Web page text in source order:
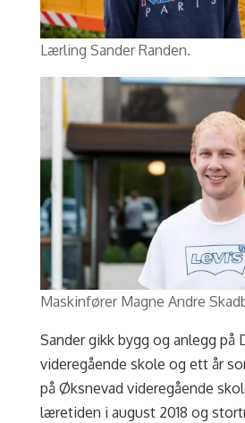
Lærling Sander Randen.
Maskinfører Magne Andre
Sander gikk bygg og anlegg på
videregående skole og ett år
på Øksnevad videregående
læretiden i august 2018 og